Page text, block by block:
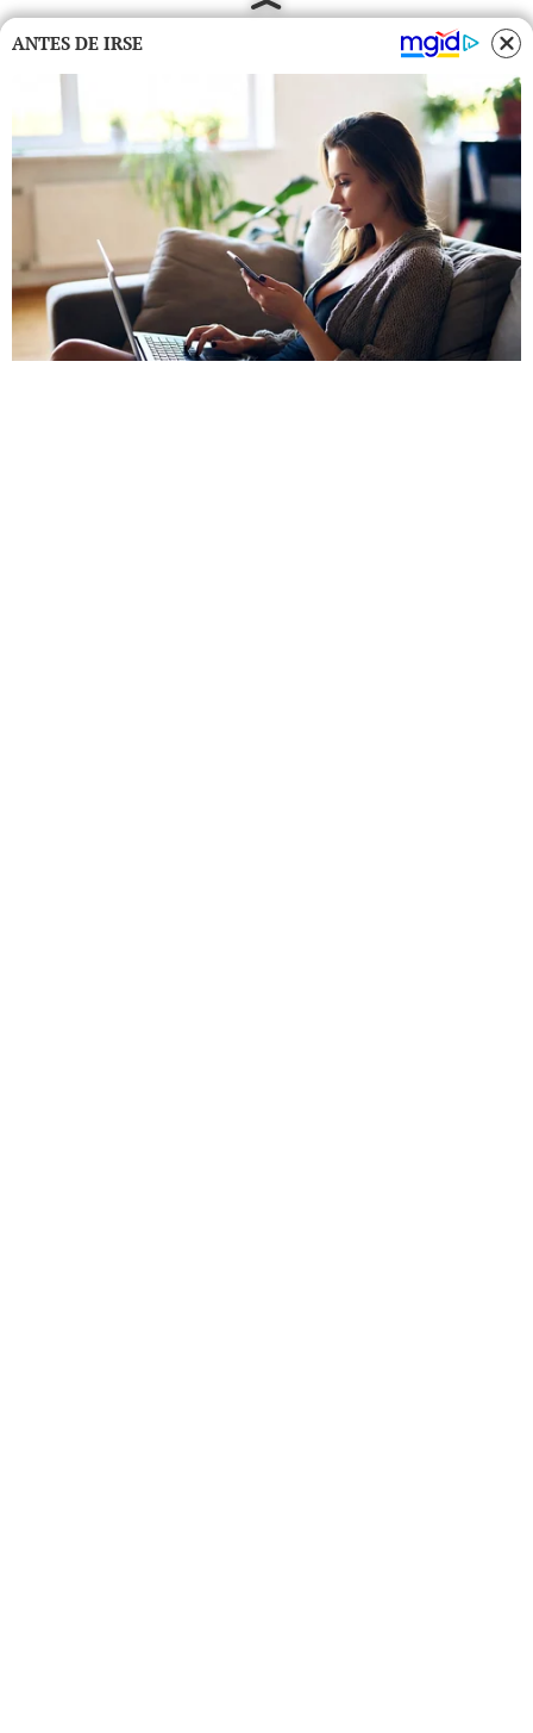
ANTES DE IRSE